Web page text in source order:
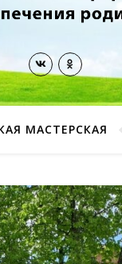
МАСТЕРСКАЯ